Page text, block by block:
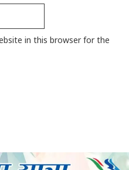
in this browser for the